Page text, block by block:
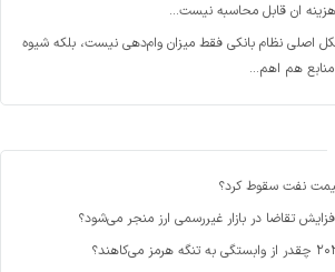
ان قابل محاسبه نیست...
اصلی نظام بانکی فقط میزان وام‌دهی نیست، بلکه شیوه
هم اهم...
نفت سقوط کرد؟
تقاضا در بازار غیررسمی ارز منجر می‌شود؟